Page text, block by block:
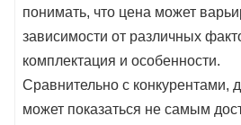
понимать, что цена может
зависимости от различных
комплектация и особенности.
Сравнительно с конкурентами,
может показаться не самым